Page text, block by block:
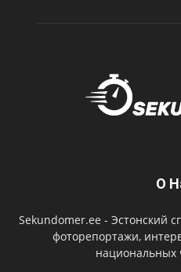
О
Sekundomer.ee - Эстонский
фоторепортажи,
национальных